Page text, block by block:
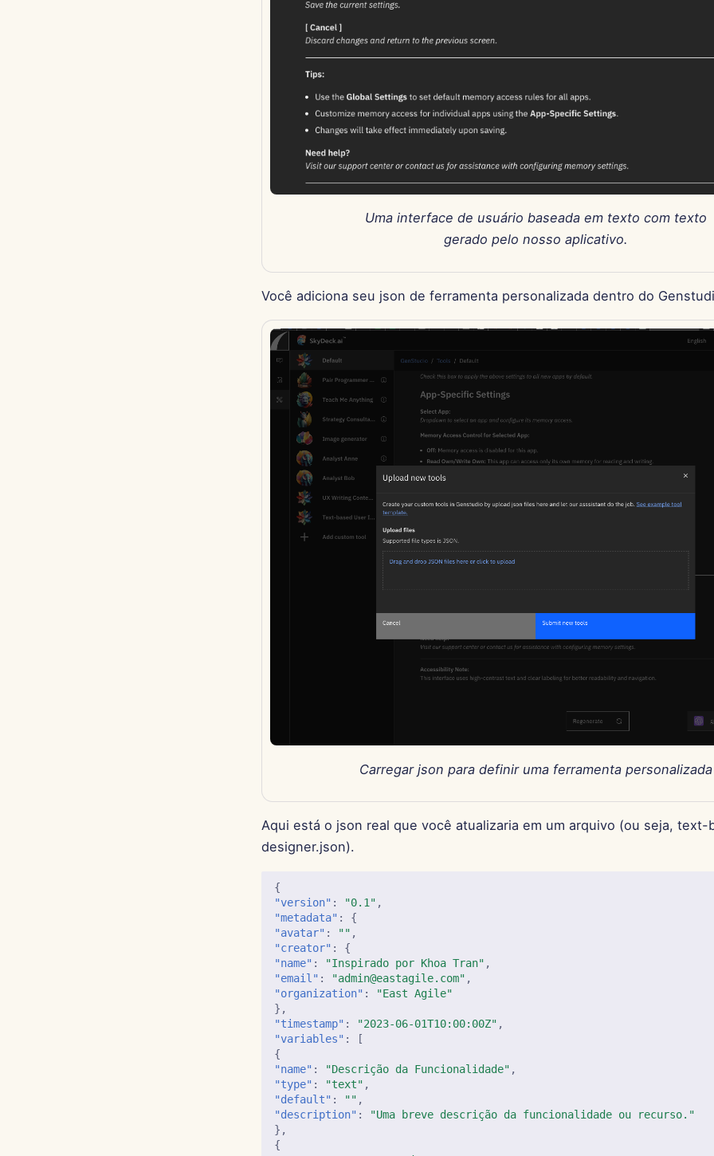
Uma interface de usuário baseada em texto com texto
gerado pelo nosso aplicativo.
Você adiciona seu json de ferramenta personalizada dentro do
Carregar json para definir uma ferramenta personalizada
Aqui está o json real que você atualizaria em um arquivo (ou seja,
designer.json).
{
"version" : "0.1" ,
"metadata" :
{
"avatar" : "" ,
"creator" :
{
"name" : "Inspirado por Khoa Tran" ,
"email" : "admin@eastagile.com" ,
"organization" :
"East Agile"
},
"timestamp" : "2023-06-01T10:00:00Z" ,
"variables" :
[
{
"name" : "Descrição da Funcionalidade" ,
"type" : "text" ,
"default" : "" ,
"description" :
"Uma breve descrição da funcionalidade ou recurso."
},
{